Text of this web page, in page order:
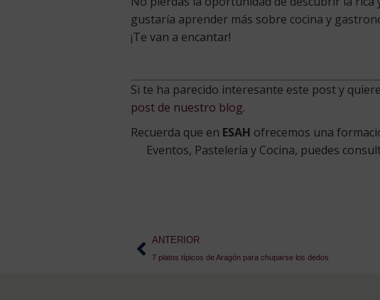
gustaría aprender más sobre cocina y
¡Te van a encantar!
Si te ha parecido interesante este post y
post de nuestro blog.
Recuerda que en ESAH ofrecemos una
Eventos, Pastelería y Cocina, puedes
ANTERIOR
7 platos típicos de Aragón para chuparse los dedos